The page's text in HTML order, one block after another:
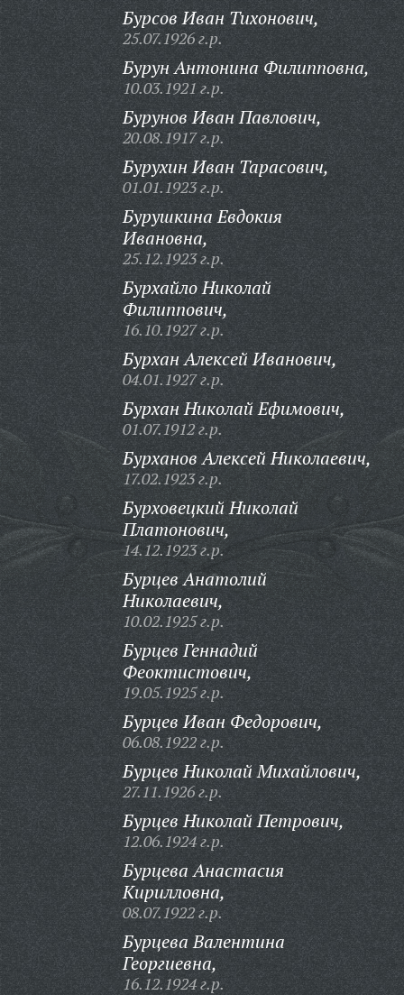
Бурсов Иван Тихонович,
25.07.1926 г.р.
Бурун Антонина Филипповна,
10.03.1921 г.р.
Бурунов Иван Павлович,
20.08.1917 г.р.
Бурухин Иван Тарасович,
01.01.1923 г.р.
Бурушкина Евдокия
Ивановна,
25.12.1923 г.р.
Бурхайло Николай
Филиппович,
16.10.1927 г.р.
Бурхан Алексей Иванович,
04.01.1927 г.р.
Бурхан Николай Ефимович,
01.07.1912 г.р.
Бурханов Алексей Николаевич,
17.02.1923 г.р.
Бурховецкий Николай
Платонович,
14.12.1923 г.р.
Бурцев Анатолий
Николаевич,
10.02.1925 г.р.
Бурцев Геннадий
Феоктистович,
19.05.1925 г.р.
Бурцев Иван Федорович,
06.08.1922 г.р.
Бурцев Николай Михайлович,
27.11.1926 г.р.
Бурцев Николай Петрович,
12.06.1924 г.р.
Бурцева Анастасия
Кирилловна,
08.07.1922 г.р.
Бурцева Валентина
Георгиевна,
16.12.1924 г.р.